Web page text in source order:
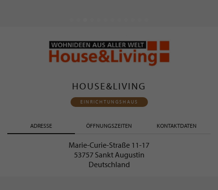
HOUSE&LIVING
EINRICHTUNGSHAUS
ADRESSE ÖFFNUNGSZEITEN KONTAKTDATEN
Marie-Curie-Straße 11-17
53757 Sankt Augustin
Deutschland